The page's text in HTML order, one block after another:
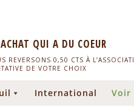
QUI A DU COEUR
REVERSONS 0,50 CTS À
DE VOTRE CHOIX
International Voir